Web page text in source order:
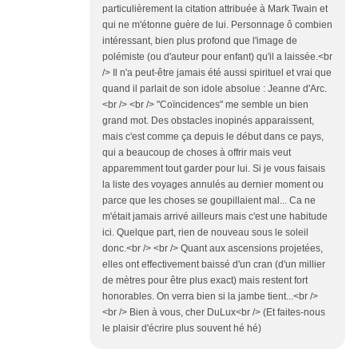
particulièrement la citation attribuée à Mark Twain et
qui ne m'étonne guère de lui. Personnage ô combien
intéressant, bien plus profond que l'image de
polémiste (ou d'auteur pour enfant) qu'il a laissée.<br
/> Il n'a peut-être jamais été aussi spirituel et vrai que
quand il parlait de son idole absolue : Jeanne d'Arc.
<br /> <br /> "Coïncidences" me semble un bien
grand mot. Des obstacles inopinés apparaissent,
mais c'est comme ça depuis le début dans ce pays,
qui a beaucoup de choses à offrir mais veut
apparemment tout garder pour lui. Si je vous faisais
la liste des voyages annulés au dernier moment ou
parce que les choses se goupillaient mal... Ca ne
m'était jamais arrivé ailleurs mais c'est une habitude
ici. Quelque part, rien de nouveau sous le soleil
donc.<br /> <br /> Quant aux ascensions projetées,
elles ont effectivement baissé d'un cran (d'un millier
de mètres pour être plus exact) mais restent fort
honorables. On verra bien si la jambe tient...<br />
<br /> Bien à vous, cher DuLux<br /> (Et faites-nous
le plaisir d'écrire plus souvent hé hé)